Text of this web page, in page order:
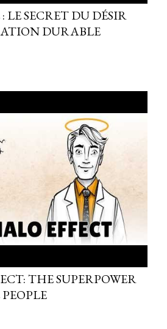
LE SECRET DU DÉSIR
DURABLE
THE SUPERPOWER